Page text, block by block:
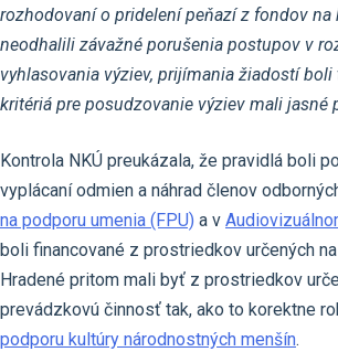
rozhodovaní o pridelení peňazí z fondov
neodhalili závažné porušenia postupov v
vyhlasovania výziev, prijímania žiadostí boli
kritériá pre posudzovanie výziev mali jasné
Kontrola NKÚ preukázala, že pravidlá boli
vyplácaní odmien a náhrad členov
na podporu umenia (FPU) a v
boli financované z prostriedkov určených
Hradené pritom mali byť z prostriedkov
prevádzkovú činnosť tak, ako to korektne
podporu kultúry národnostných menšín.